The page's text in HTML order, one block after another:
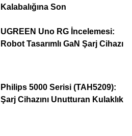
Kalabalığına Son
UGREEN Uno RG İncelemesi:
Robot Tasarımlı GaN Şarj Cihazı
Philips 5000 Serisi (TAH5209):
Şarj Cihazını Unutturan Kulaklık